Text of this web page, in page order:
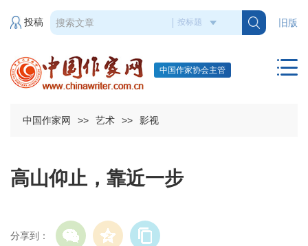
旧版
投稿
中国作家协会主管
中国作家网 >> 艺术 >> 影视
高山仰止，靠近一步
分享到：